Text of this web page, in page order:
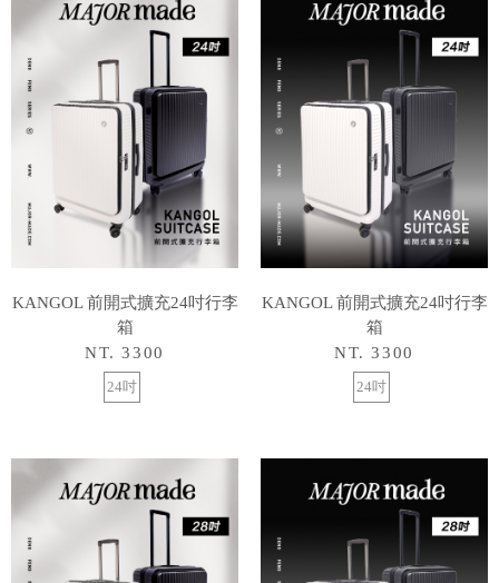
KANGOL 前開式擴充24吋行李
箱
NT. 3300
24吋
KANGOL 前開式擴充24吋行李
箱
NT. 3300
24吋